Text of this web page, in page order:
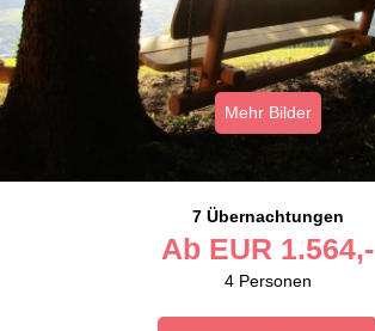
Mehr Bilder
7 Übernachtungen
Ab EUR 1.564,-
4 Personen